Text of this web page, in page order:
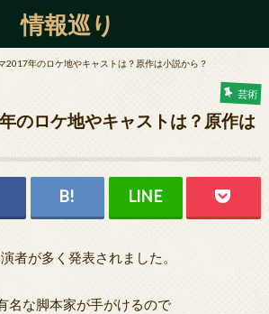
情報巡り
2017年のロケ地やキャストは？原作は小説から？
芸術
のロケ地やキャストは？原作は
者が多く発表されました。
名な脚本家が手がけるので